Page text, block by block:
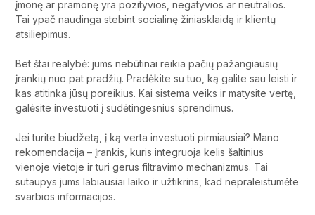
įmonę ar pramonę yra pozityvios, negatyvios ar neutralios.
Tai ypač naudinga stebint socialinę žiniasklaidą ir klientų
atsiliepimus.
Bet štai realybė: jums nebūtinai reikia pačių pažangiausių
įrankių nuo pat pradžių. Pradėkite su tuo, ką galite sau leisti ir
kas atitinka jūsų poreikius. Kai sistema veiks ir matysite vertę,
galėsite investuoti į sudėtingesnius sprendimus.
Jei turite biudžetą, į ką verta investuoti pirmiausiai? Mano
rekomendacija – įrankis, kuris integruoja kelis šaltinius
vienoje vietoje ir turi gerus filtravimo mechanizmus. Tai
sutaupys jums labiausiai laiko ir užtikrins, kad nepraleistumėte
svarbios informacijos.